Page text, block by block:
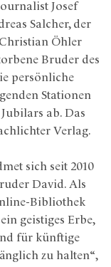
Josef
Salcher, der
Öhler
Bruder des
persönliche
Stationen
ab. Das
Verlag.
sich seit 2010
David. Als
Bibliothek
geistiges Erbe,
für künftige
zu halten“,